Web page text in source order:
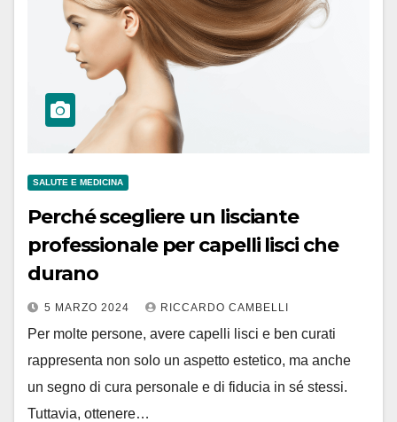
SALUTE E MEDICINA
Perché scegliere un lisciante
professionale per capelli lisci che
durano
5 MARZO 2024 RICCARDO CAMBELLI
Per molte persone, avere capelli lisci e ben curati
rappresenta non solo un aspetto estetico, ma anche
un segno di cura personale e di fiducia in sé stessi.
Tuttavia, ottenere…